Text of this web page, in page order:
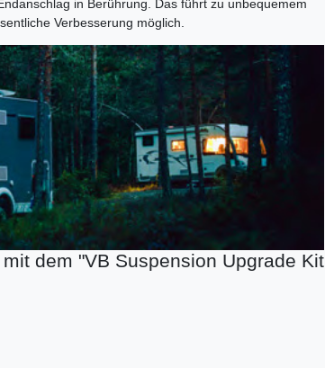
in Berührung. Das führt zu unbequemem
Verbesserung möglich.
dem "VB Suspension Upgrade Kit